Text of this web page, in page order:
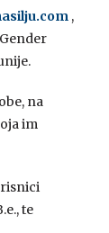
,
na
im
te